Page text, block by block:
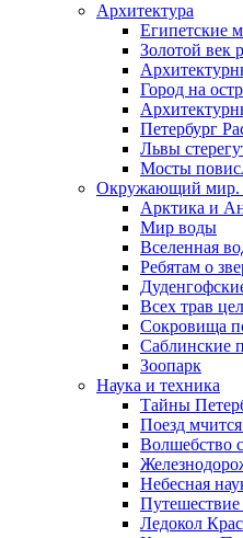
Архитектура
Египетские
Золотой век
Город на
Петербург
Львы
Мосты
Окружающий мир.
Арктика и
Мир воды
Вселенная
Ребятам о
Всех трав
Сокровища
Саблинские
Зоопарк
Наука и техника
Тайны
Поезд
Волшебство
Небесная
Путешествие
Ледокол